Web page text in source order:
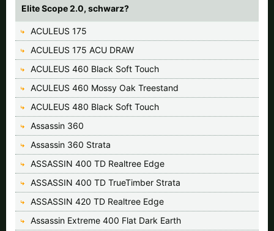
Elite Scope 2.0, schwarz?
ACULEUS 175
ACULEUS 175 ACU DRAW
ACULEUS 460 Black Soft Touch
ACULEUS 460 Mossy Oak Treestand
ACULEUS 480 Black Soft Touch
Assassin 360
Assassin 360 Strata
ASSASSIN 400 TD Realtree Edge
ASSASSIN 400 TD TrueTimber Strata
ASSASSIN 420 TD Realtree Edge
Assassin Extreme 400 Flat Dark Earth